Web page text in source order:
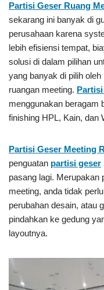
Partisi Geser Ruang
sekarang ini banyak di
perusahaan karena
lebih efisiensi tempat,
solusi di dalam pilihan
yang banyak di pilih
ruangan meeting.
menggunakan beragam
finishing HPL, Kain, dan
Partisi Geser Meeting
penguatan partisi geser
pasang lagi. Merupakan
meeting, anda tidak
perubahan desain, atau
pindahkan ke gedung
layoutnya.